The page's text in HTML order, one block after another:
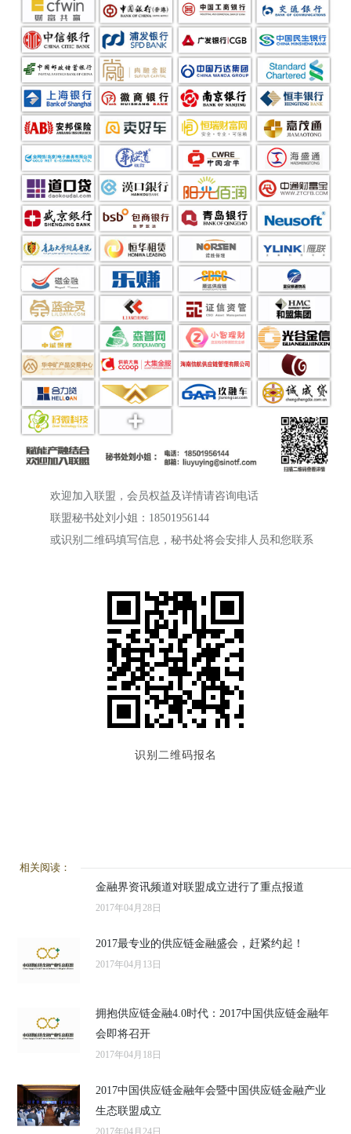
欢迎加入联盟，会员权益及详情请咨询电话
联盟秘书处刘小姐：18501956144
或识别二维码填写信息，秘书处将会安排人员和您联系
识别二维码报名
相关阅读：
金融界资讯频道对联盟成立进行了重点报道
2017年04月28日
2017最专业的供应链金融盛会，赶紧约起！
2017年04月13日
拥抱供应链金融4.0时代：2017中国供应链金融年
会即将召开
2017年04月18日
2017中国供应链金融年会暨中国供应链金融产业
生态联盟成立
2017年04月24日